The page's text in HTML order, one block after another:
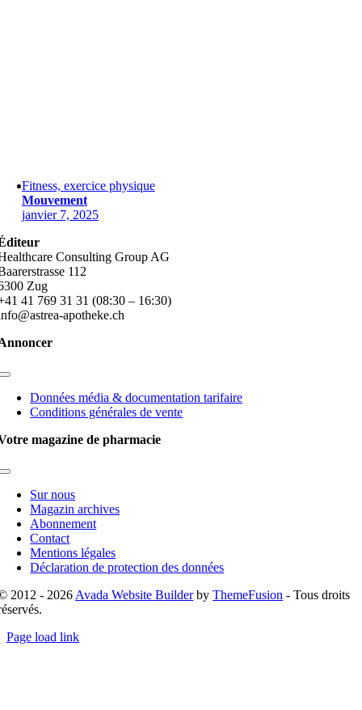
Fitness, exercice physique
Mouvement
janvier 7, 2025
Consulting Group AG
112
Zug
41 769 31 31 (08:30 – 16:30)
apotheke.ch
Toggle
NavigationDonnées média & documentation tarifaire
Conditions générales de vente
magazine de pharmacie
Toggle
NavigationSur nous
Magazin archives
Abonnement
Contact
Mentions légales
Déclaration de protection des données
2012 - 2026 Avada Website BuilderbyThemeFusion - Tous droits
Page load link